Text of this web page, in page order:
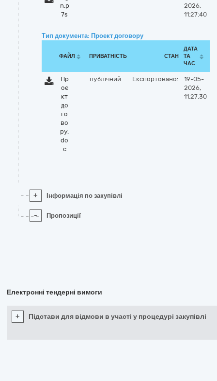
n.p
7s
2026,
11:27:40
Тип документа: Проект договору
ФАЙЛ ПРИВАТНІСТЬ СТАН
ДАТА
ТА
ЧАС
Пр
оє
кт
до
го
во
ру.
do
c
публічний Експортовано:
19-05-
2026,
11:27:30
+ Інформація по закупівлі
- Пропозиції
Електронні тендерні вимоги
+ Підстави для відмови в участі у процедурі закупівлі